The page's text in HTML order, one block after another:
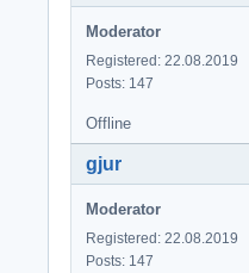
Moderator
Registered: 22.08.2019
Posts: 147
Offline
gjur
Moderator
Registered: 22.08.2019
Posts: 147